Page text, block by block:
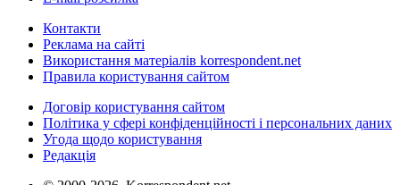
Контакти
Реклама на сайті
Використання матеріалів korrespondent.net
Правила користування сайтом
Договір користування сайтом
Політика у сфері конфіденційності і персональних даних
Угода щодо користування
Редакція